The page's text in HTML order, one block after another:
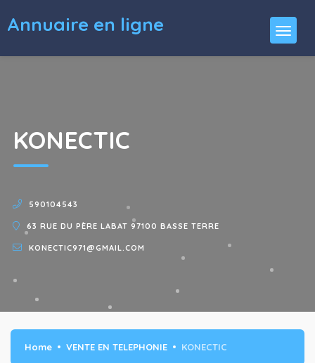
Annuaire en ligne
KONECTIC
590104543
63 RUE DU PÈRE LABAT 97100 BASSE TERRE
KONECTIC971@GMAIL.COM
Home VENTE EN TELEPHONIE KONECTIC